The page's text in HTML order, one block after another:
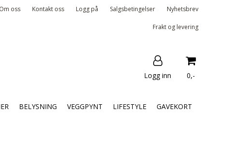
Om oss Kontakt oss Logg på Salgsbetingelser Nyhetsbrev
Frakt og levering
Logg inn 0,-
BELYSNING VEGGPYNT LIFESTYLE GAVEKORT